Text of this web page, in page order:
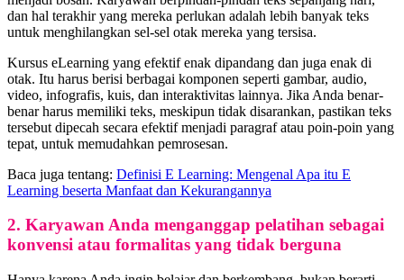
dan hal terakhir yang mereka perlukan adalah lebih banyak teks
untuk menghilangkan sel-sel otak mereka yang tersisa.
Kursus eLearning yang efektif enak dipandang dan juga enak di
otak. Itu harus berisi berbagai komponen seperti gambar, audio,
video, infografis, kuis, dan interaktivitas lainnya. Jika Anda benar-
benar harus memiliki teks, meskipun tidak disarankan, pastikan teks
tersebut dipecah secara efektif menjadi paragraf atau poin-poin yang
tepat, untuk memudahkan pemrosesan.
Baca juga tentang: Definisi E Learning: Mengenal Apa itu E
Learning beserta Manfaat dan Kekurangannya
2. Karyawan Anda menganggap pelatihan sebagai
konvensi atau formalitas yang tidak berguna